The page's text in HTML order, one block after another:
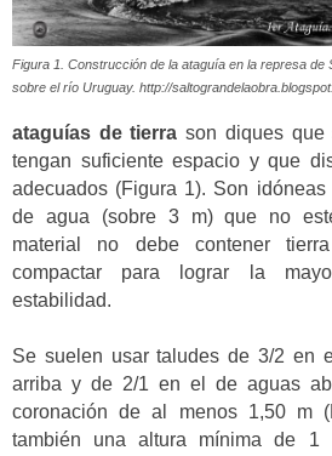
Figura 1. Construcción de la ataguía en la represa de
sobre el río Uruguay. http://
ataguías de tierra son diques
tengan suficiente espacio y que
adecuados (Figura 1). Son
de agua (sobre 3 m) que no
material no debe contener
compactar para lograr la
estabilidad.
Se suelen usar taludes de 3/2 en
arriba y de 2/1 en el de aguas
coronación de al menos 1,50 m
también una altura mínima de 1